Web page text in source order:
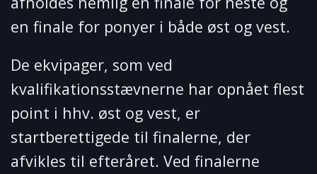
en finale for ponyer i både øst og vest.
De ekvipager, som ved
kvalifikationsstævnerne har opnået flest
point i hhv. øst og vest, er
startberettigede til finalerne, der
afvikles til efteråret. Ved finalerne